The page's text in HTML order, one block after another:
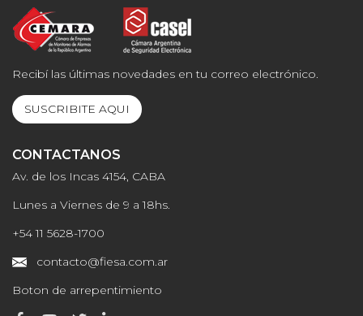
Recibí las últimas novedades en tu correo electrónico.
SUSCRIBITE AQUI
CONTACTANOS
Av. de los Incas 4154, CABA
Lunes a Viernes de 9 a 18hs.
+54 11 5628-1700
contacto@fiesa.com.ar
Boton de arrepentimiento